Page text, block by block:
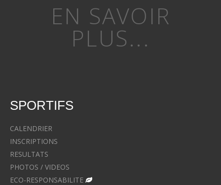
EN SAVOIR
PLUS...
SPORTIFS
CALENDRIER
INSCRIPTIONS
RESULTATS
PHOTOS / VIDEOS
ECO-RESPONSABILITE